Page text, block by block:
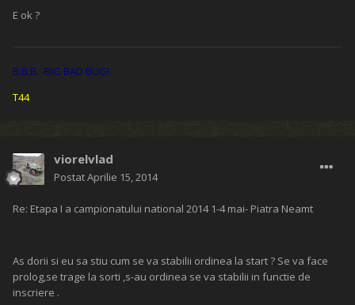
E ok ?
B.B.B. -BIG BAD BUG!
T44
viorelvlad
PostatAprilie 15, 2014
Re: Etapa I a campionatului national 2014 1-4 mai- Piatra Neamt
As dorii si eu sa stiu cum se va stabilii ordinea la start ? Se va face
prolog,se trage la sorti ,s-au ordinea se va stabilii in functie de
inscriere .